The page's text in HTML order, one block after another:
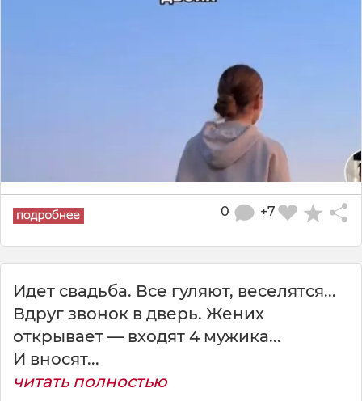
+7
0
Идет свадьба. Все гуляют, веселятся...
Вдруг звонок в дверь. Жених
открывает — входят 4 мужика...
И вносят...
читать полностью